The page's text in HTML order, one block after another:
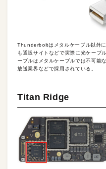
Thunderboltはメタルケーブル以外
も通販サイトなどで実際に光ケーブ
ーブルはメタルケーブルでは不可能
放送業界などで採用されている。
Titan Ridge